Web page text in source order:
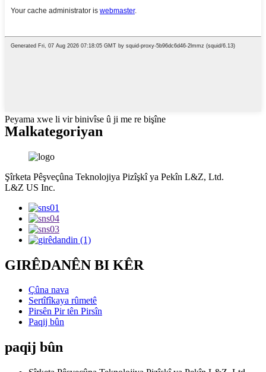
Peyama xwe li vir binivîse û ji me re bişîne
Malkategoriyan
Şîrketa Pêşveçûna Teknolojiya Pizîşkî ya Pekîn L&Z, Ltd.
L&Z US Inc.
GIRÊDANÊN BI KÊR
Çûna nava
Sertîfîkaya rûmetê
Pirsên Pir tên Pirsîn
Paqij bûn
paqij bûn